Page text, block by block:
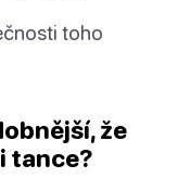
toho
že
tance?